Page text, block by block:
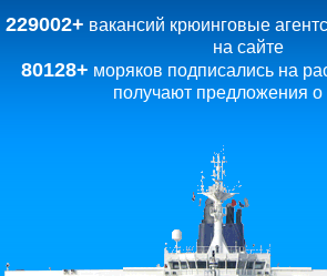
229002+ вакансий крюинговые
на сайте
80128+ моряков подписались на
получают предложения о